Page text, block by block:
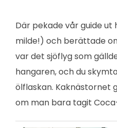
Där pekade vår guide ut
milde!) och berättade
var det sjöflyg som
hangaren, och du
ölflaskan. Kaknästornet
om man bara tagit